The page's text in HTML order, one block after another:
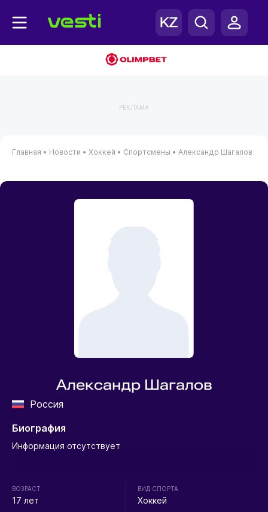
РЕКЛАМА
Главная • Новости • Хоккей • Спортсмены • Александр Шагалов
Александр Шагалов
Россия
Биография
Информация отсутствует
ВОЗРАСТ
17 лет
ВИД СПОРТА
Хоккей